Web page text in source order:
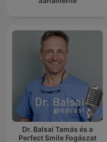
Dr. Balsai Tamás és a
Perfect Smile Fogászat